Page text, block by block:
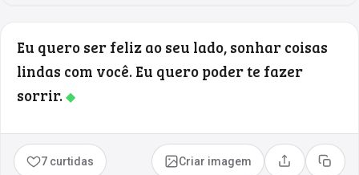
Eu quero ser feliz ao seu lado, sonhar coisas
lindas com você. Eu quero poder te fazer
sorrir.◆
7 curtidas Criar imagem Compartilhar
Copiar